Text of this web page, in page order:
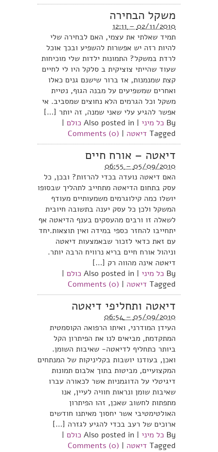
משקל הבחירה
02/11/2010 – 12:11
תמיד שאלתי את עצמי, האם לבחירה שלי
להיות רזה יש אפשרות להשפיע ובכך אוכל
לרדת במשקל? התמונות ילדות שלי מוכיחות
שעוד שהייתי צוציקית ב סלקל היו לי לחיים
קצת שמנמנות, אז ברור שישנם גנים כאלו
ואחרים שמשפיעים על מבנה הגוף, נטיית
משקל וכל הגרמים הלא נחוצים שמסביב. אי
אפשר להגיע עלי שאני שמנה, זה יותר […]
By כל מיני |
Also posted in כולם |
Tagged דיאטה |
Comments (0)
דיאטה – אורח חיים
05/09/2010 – 06:55
האם דיאטה נועדה בכדי להרזות? ובכן, כל
עסק בתחום הדיאטה מתחייב לתהליך שבסופו
יושלו כמה קילוגרמים משמעותיים מעודף
המשקל ולכן כל עסק יענה בתשובה חיובית
לשאלה זו ורבים מהעסקים בענף הדיאטה אף
יתחייבו להחזר כספי במידה ואין תוצאות.יחד
עם זאת כדאי לזכור שבאמצעות דיאטה
וניהול אורח חיים בריא נרוויח הרבה יותר.
דיאטה אינה מהווה רק […]
By כל מיני |
Also posted in כולם |
Tagged דיאטה |
Comments (0)
דיאטה ותחליפי דיאטה
05/09/2010 – 06:54
העידן המודרני, ואיתו הרפואה הקוסמטית
המתקדמת, מביאים לנו את הפיתרון הקל
ביותר כתחליף לדיאטה- שאיבות השומן.
ואכן, בעודנו יושבות בקליניקות של המנתחים
המקצועיים, מביטות בתוך אלבום תמונות
דיגיטלי על הדוגמניות אשר לכאורה עברו
שאיבות שומן ונראות חוויה לעיין, אנו
מתפתות לחשוב שאכן, זהו הפיתרון
האולטימטיבי אשר יחסוך מאיתנו חודשים
ארוכים של רעב בכדי להגיע לגזרה […]
By כל מיני |
Also posted in כולם |
Tagged דיאטה |
Comments (0)